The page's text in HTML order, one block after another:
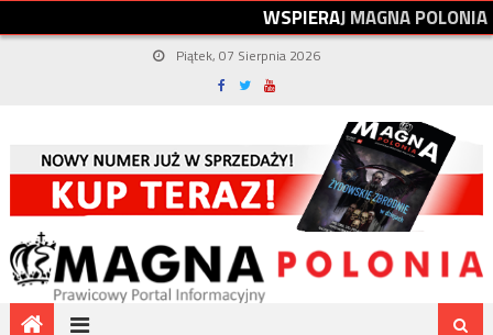
WSPIERAJMAGNAPOLONIA
Piątek, 07 Sierpnia 2026